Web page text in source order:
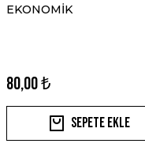
EKONOMİK
80,00 ₺
Sepete Ekle